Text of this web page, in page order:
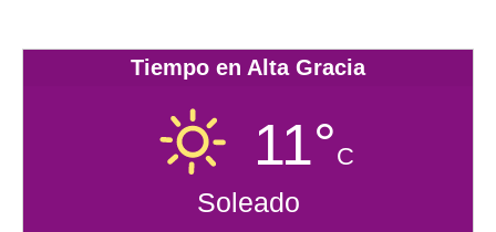
Tiempo en Alta Gracia
11°C
Soleado